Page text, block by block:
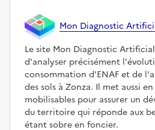
Mon Diagnostic
Le site Mon Diagnostic
d'analyser précisément
consommation d'ENAF et de
des sols à Zonza. Il met aussi
mobilisables pour assurer un
du territoire qui réponde aux
étant sobre en foncier.